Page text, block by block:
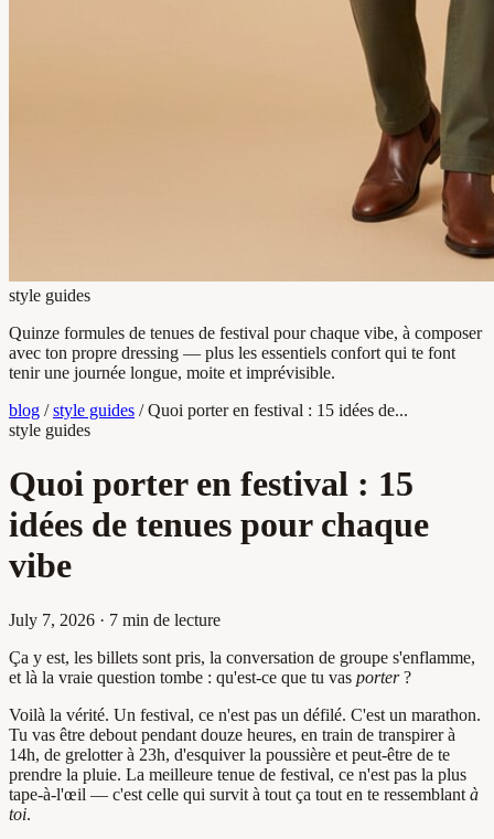
style guides
Quinze formules de tenues de festival pour chaque vibe, à composer
avec ton propre dressing — plus les essentiels confort qui te font
tenir une journée longue, moite et imprévisible.
blog / style guides / Quoi porter en festival : 15 idées de...
style guides
Quoi porter en festival : 15
idées de tenues pour chaque
vibe
July 7, 2026 · 7 min de lecture
Ça y est, les billets sont pris, la conversation de groupe s'enflamme,
et là la vraie question tombe : qu'est-ce que tu vas porter?
Voilà la vérité. Un festival, ce n'est pas un défilé. C'est un marathon.
Tu vas être debout pendant douze heures, en train de transpirer à
14h, de grelotter à 23h, d'esquiver la poussière et peut-être de te
prendre la pluie. La meilleure tenue de festival, ce n'est pas la plus
tape-à-l'œil — c'est celle qui survit à tout ça tout en te ressemblant à
toi.